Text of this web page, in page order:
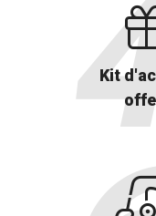
Kit